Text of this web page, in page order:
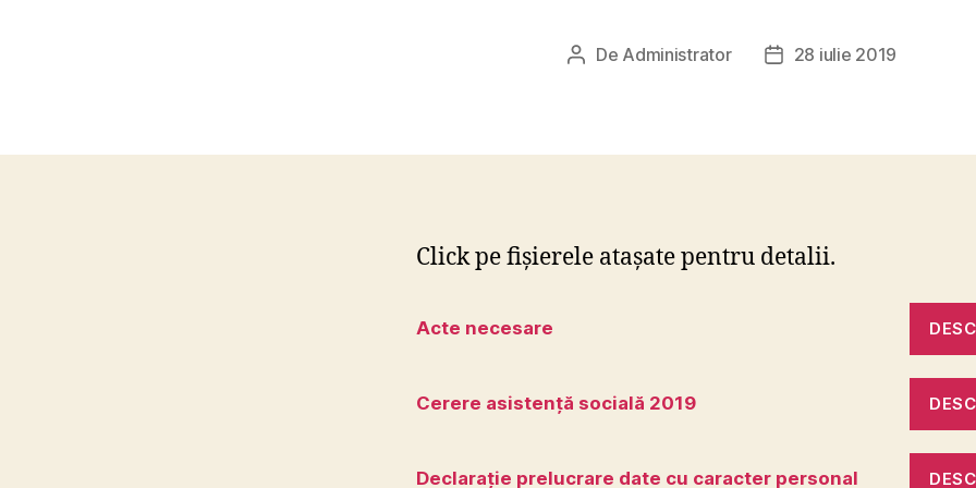
Autor
De Administrator
Dată28 iulie 2019
Click pe fișierele atașate pentru detalii.
Acte necesare
Cerere asistență socială 2019
Declarație prelucrare date cu caracter personal